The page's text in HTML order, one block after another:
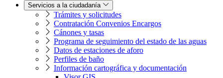
Servicios a la ciudadanía
Trámites y solicitudes
Contratación Convenios Encargos
Cánones y tasas
Programa de seguimiento del estado de las aguas
Datos de estaciones de aforo
Perfiles de baño
Información cartográfica y documentación